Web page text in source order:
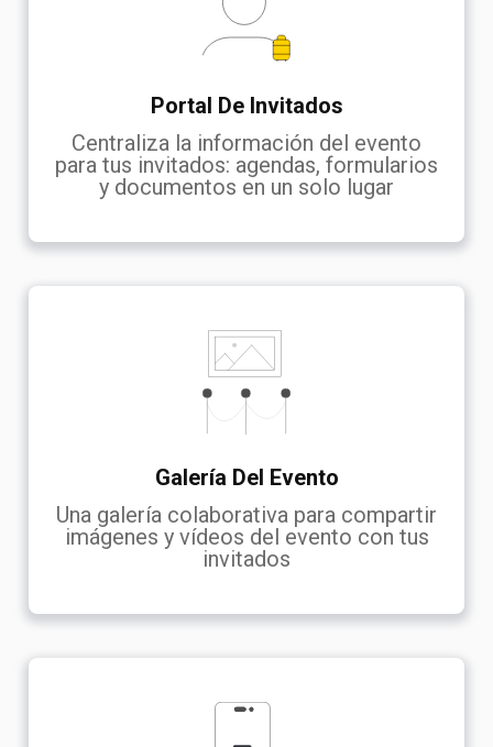
Portal De Invitados
Centraliza la información del evento
para tus invitados: agendas, formularios
y documentos en un solo lugar
Galería Del Evento
Una galería colaborativa para compartir
imágenes y vídeos del evento con tus
invitados